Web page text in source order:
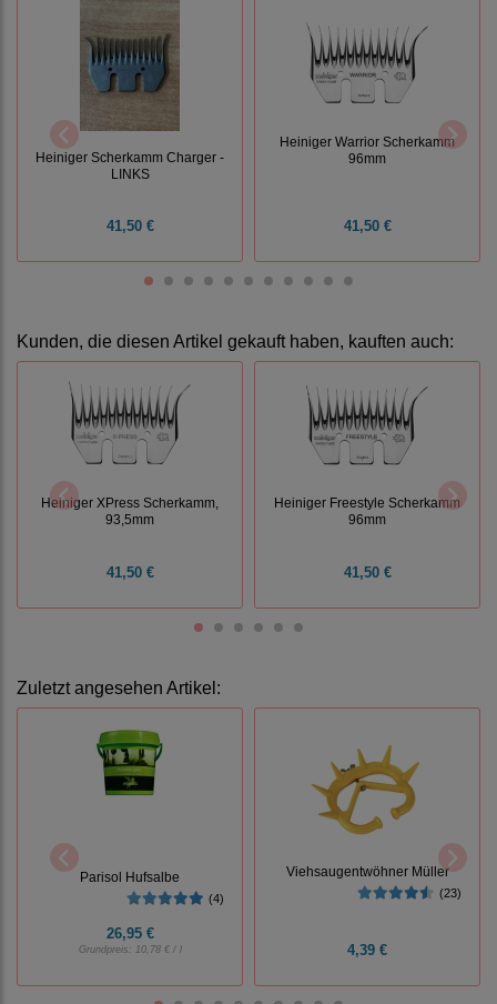
Heiniger Scherkamm Charger -
LINKS
41,50 €
Heiniger Warrior Scherkamm
96mm
41,50 €
Kunden, die diesen Artikel gekauft haben, kauften auch:
Heiniger XPress Scherkamm,
93,5mm
41,50 €
Heiniger Freestyle Scherkamm
96mm
41,50 €
Zuletzt angesehen Artikel:
Parisol Hufsalbe
(4)
26,95 €
Grundpreis: 10,78 € / l
Viehsaugentwöhner Müller
(23)
4,39 €